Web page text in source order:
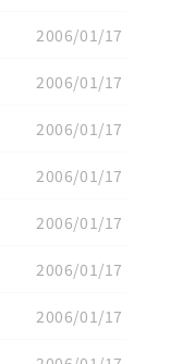
2006/01/17
2006/01/17
2006/01/17
2006/01/17
2006/01/17
2006/01/17
2006/01/17